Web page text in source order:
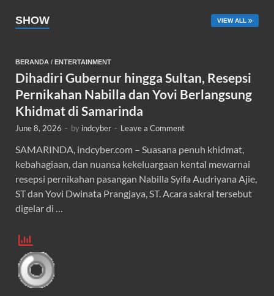
SHOW VIEW ALL
BERANDA / ENTERTAINMENT
Dihadiri Gubernur hingga Sultan, Resepsi
Pernikahan Nabilla dan Yovi Berlangsung
Khidmat di Samarinda
June 8, 2026 - by indcyber - Leave a Comment
SAMARINDA, indcyber.com – Suasana penuh khidmat,
kebahagiaan, dan nuansa kekeluargaan kental mewarnai
resepsi pernikahan pasangan Nabilla Syifa Audriyana Ajie,
ST dan Yovi Dwinata Prangjaya, ST. Acara sakral tersebut
digelar di …